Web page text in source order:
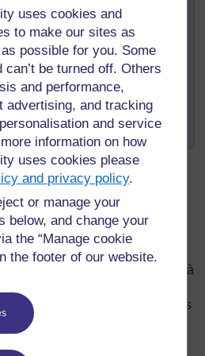
uses cookies and
to make our sites as
possible for you. Some
be turned off. Others
and performance,
advertising, and tracking
and service
information on how
uses cookies please
and privacy policy.
or manage your
below, and change your
the “Manage cookie
the footer of our website.
à la liste que vous venez
idées permettant de faciliter la
élèves.
des collègues, comparez
des stratégies que vous
vous assurer que votre
accessible.
inadaptés à l’âge et à
peuvent que dresser une
et entre l’enfant et
doit donc choisir son
utilise avec soin de manière
Il doit, de plus, veiller à
la modulation de sa voix pour
et s’assurer que les enfants
lèvres puissent le faire